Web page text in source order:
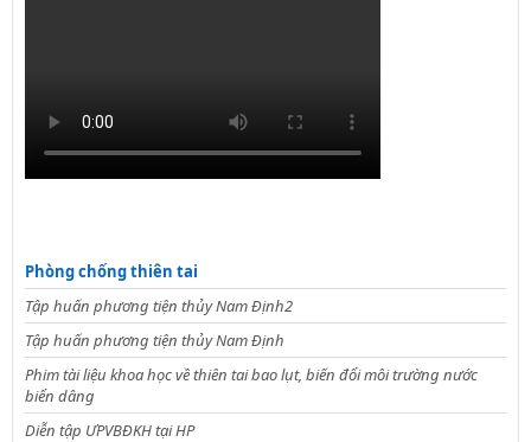
Phòng chống thiên tai
Tập huấn phương tiện thủy Nam Định2
Tập huấn phương tiện thủy Nam Định
Phim tài liệu khoa học về thiên tai bao lụt, biến đổi môi trường nước
biển dâng
Diễn tập ƯPVBĐKH tại HP